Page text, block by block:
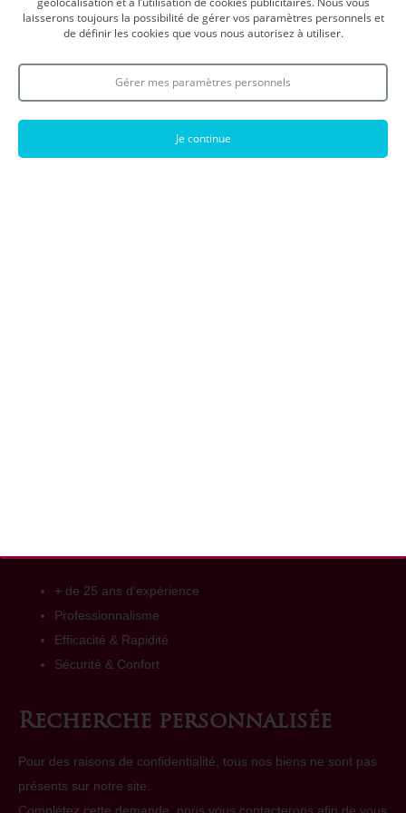
labege@pole-immobilier.com
Signifie que le champ est obligatoire.
Adresse :*
+ de 25 ans d'expérience
Professionnalisme
Efficacité & Rapidité
Sécurité & Confort
Recherche personnalisée
Pour des raisons de confidentialité, tous nos biens ne sont pas
présents sur notre site.
laisserons toujours la possibilité de gérer vos paramètres personnels et
de définir les cookies que vous nous autorisez à utiliser.
Gérer mes paramètres personnels
Je continue